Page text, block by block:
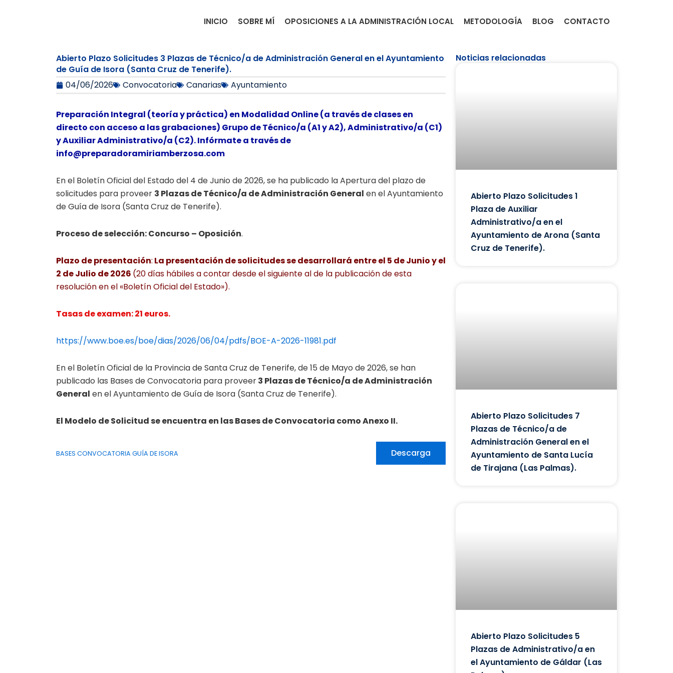
INICIO SOBRE MÍ OPOSICIONES A LA ADMINISTRACIÓN LOCAL METODOLOGÍA BLOG CONTACTO
Abierto Plazo Solicitudes 3 Plazas de Técnico/a de Administración General en el Ayuntamiento
de Guía de Isora (Santa Cruz de Tenerife).
04/06/2026
Convocatoria Canarias Ayuntamiento
Preparación Integral (teoría y práctica) en Modalidad Online (a través de clases en
directo con acceso a las grabaciones) Grupo de Técnico/a (A1 y A2), Administrativo/a (C1)
y Auxiliar Administrativo/a (C2). Infórmate a través de
info@preparadoramiriamberzosa.com
En el Boletín Oficial del Estado del 4 de Junio de 2026, se ha publicado la Apertura del plazo de
solicitudes para proveer 3 Plazas de Técnico/a de Administración General en el Ayuntamiento
de Guía de Isora (Santa Cruz de Tenerife).
Proceso de selección: Concurso – Oposición.
Plazo de presentación: La presentación de solicitudes se desarrollará entre el 5 de Junio y el
2 de Julio de 2026 (20 días hábiles a contar desde el siguiente al de la publicación de esta
resolución en el «Boletín Oficial del Estado»).
Tasas de examen: 21 euros.
https://www.boe.es/boe/dias/2026/06/04/pdfs/BOE-A-2026-11981.pdf
En el Boletín Oficial de la Provincia de Santa Cruz de Tenerife, de 15 de Mayo de 2026, se han
publicado las Bases de Convocatoria para proveer3 Plazas de Técnico/a de Administración
General en el Ayuntamiento de Guía de Isora (Santa Cruz de Tenerife).
El Modelo de Solicitud se encuentra en las Bases de Convocatoria como Anexo II.
BASES CONVOCATORIA GUÍA DE ISORA Descarga
Noticias relacionadas
Abierto Plazo Solicitudes 1
Plaza de Auxiliar
Administrativo/a en el
Ayuntamiento de Arona (Santa
Cruz de Tenerife).
Abierto Plazo Solicitudes 7
Plazas de Técnico/a de
Administración General en el
Ayuntamiento de Santa Lucía
de Tirajana (Las Palmas).
Abierto Plazo Solicitudes 5
Plazas de Administrativo/a en
el Ayuntamiento de Gáldar (Las